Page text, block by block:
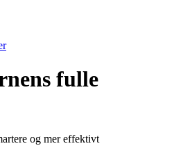
fulle
og mer effektivt